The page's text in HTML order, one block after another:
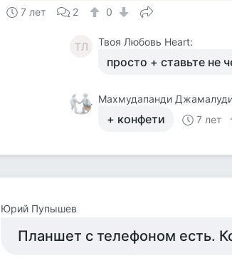
7 лет 2 0
ТЛ Твоя Любовь Heart:
просто + ставьте не
Махмудапанди
+ конфети 7 лет
Юрий Пупышев
Планшет с телефоном есть.